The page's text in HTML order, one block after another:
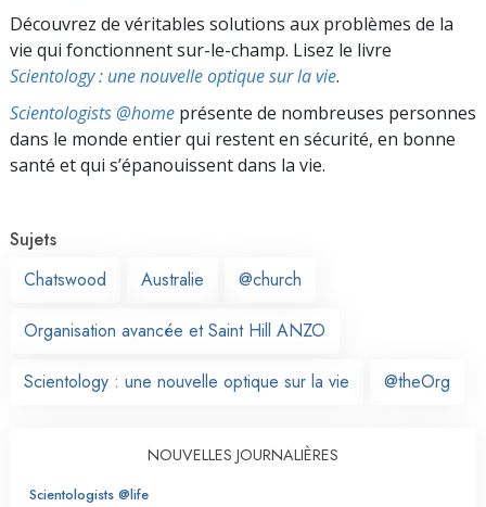
Découvrez de véritables solutions aux problèmes de la
vie qui fonctionnent sur-le-champ. Lisez le livre
Scientology : une nouvelle optique sur la vie.
Scientologists @home présente de nombreuses personnes
dans le monde entier qui restent en sécurité, en bonne
santé et qui s’épanouissent dans la vie.
Sujets
Chatswood
Australie @church
Organisation avancée et Saint Hill ANZO
Scientology : une nouvelle optique sur la vie @theOrg
NOUVELLES JOURNALIÈRES
Scientologists @life